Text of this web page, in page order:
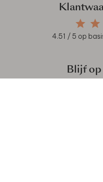
4.51 / 5 op
Blijf op